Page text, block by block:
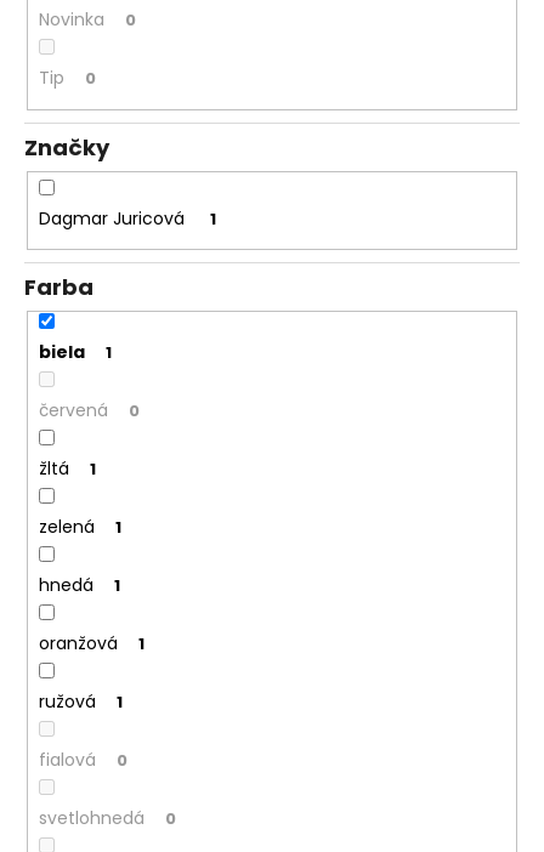
Novinka 0
Tip 0
Značky
Dagmar Juricová 1
Farba
biela 1
červená 0
žltá 1
zelená 1
hnedá 1
oranžová 1
ružová 1
fialová 0
svetlohnedá 0
á
ť
?
O
d
p
a
m